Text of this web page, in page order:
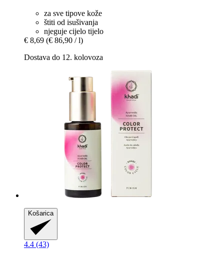
za sve tipove kože
štiti od isušivanja
njeguje cijelo tijelo
€ 8,69 (€ 86,90 / l)
Dostava do 12. kolovoza
Košarica
4.4 (43)